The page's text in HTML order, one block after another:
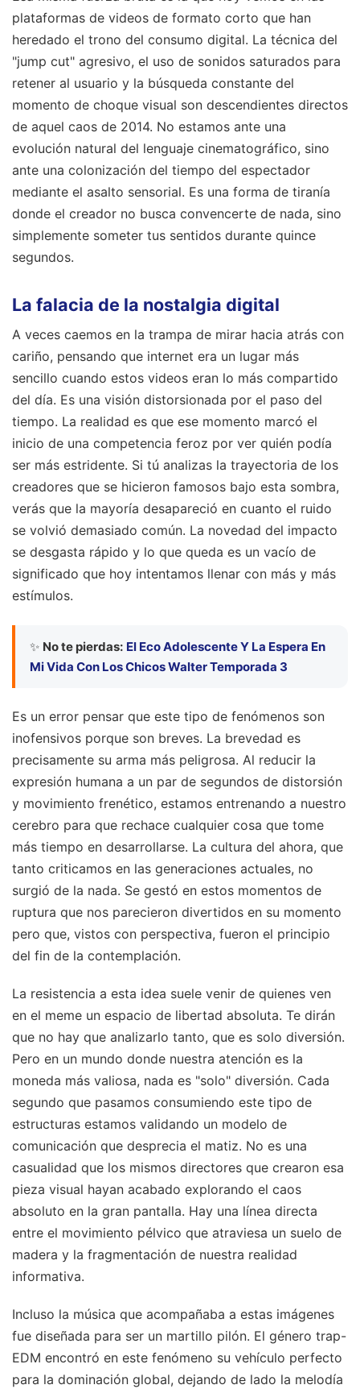
plataformas de videos de formato corto que han
heredado el trono del consumo digital. La técnica del
"jump cut" agresivo, el uso de sonidos saturados para
retener al usuario y la búsqueda constante del
momento de choque visual son descendientes directos
de aquel caos de 2014. No estamos ante una
evolución natural del lenguaje cinematográfico, sino
ante una colonización del tiempo del espectador
mediante el asalto sensorial. Es una forma de tiranía
donde el creador no busca convencerte de nada, sino
simplemente someter tus sentidos durante quince
segundos.
La falacia de la nostalgia digital
A veces caemos en la trampa de mirar hacia atrás con
cariño, pensando que internet era un lugar más
sencillo cuando estos videos eran lo más compartido
del día. Es una visión distorsionada por el paso del
tiempo. La realidad es que ese momento marcó el
inicio de una competencia feroz por ver quién podía
ser más estridente. Si tú analizas la trayectoria de los
creadores que se hicieron famosos bajo esta sombra,
verás que la mayoría desapareció en cuanto el ruido
se volvió demasiado común. La novedad del impacto
se desgasta rápido y lo que queda es un vacío de
significado que hoy intentamos llenar con más y más
estímulos.
✨ No te pierdas: El Eco Adolescente Y La Espera En
Mi Vida Con Los Chicos Walter Temporada 3
Es un error pensar que este tipo de fenómenos son
inofensivos porque son breves. La brevedad es
precisamente su arma más peligrosa. Al reducir la
expresión humana a un par de segundos de distorsión
y movimiento frenético, estamos entrenando a nuestro
cerebro para que rechace cualquier cosa que tome
más tiempo en desarrollarse. La cultura del ahora, que
tanto criticamos en las generaciones actuales, no
surgió de la nada. Se gestó en estos momentos de
ruptura que nos parecieron divertidos en su momento
pero que, vistos con perspectiva, fueron el principio
del fin de la contemplación.
La resistencia a esta idea suele venir de quienes ven
en el meme un espacio de libertad absoluta. Te dirán
que no hay que analizarlo tanto, que es solo diversión.
Pero en un mundo donde nuestra atención es la
moneda más valiosa, nada es "solo" diversión. Cada
segundo que pasamos consumiendo este tipo de
estructuras estamos validando un modelo de
comunicación que desprecia el matiz. No es una
casualidad que los mismos directores que crearon esa
pieza visual hayan acabado explorando el caos
absoluto en la gran pantalla. Hay una línea directa
entre el movimiento pélvico que atraviesa un suelo de
madera y la fragmentación de nuestra realidad
informativa.
Incluso la música que acompañaba a estas imágenes
fue diseñada para ser un martillo pilón. El género trap-
EDM encontró en este fenómeno su vehículo perfecto
para la dominación global, dejando de lado la melodía